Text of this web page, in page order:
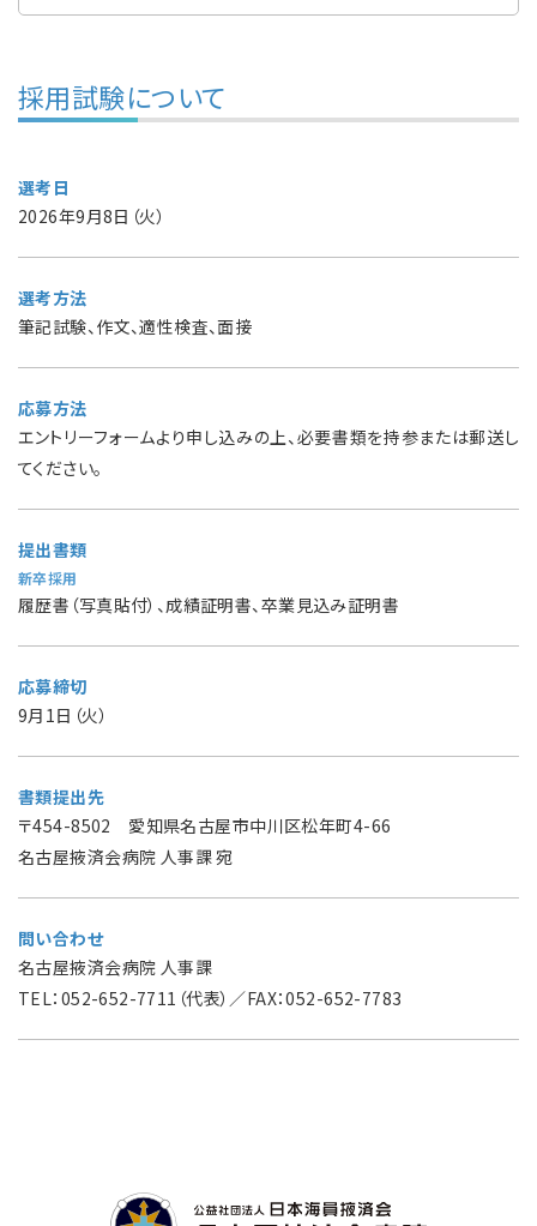
採用試験について
選考日
2026年9月8日（火）
選考方法
筆記試験、作文、適性検査、面接
応募方法
エントリーフォームより申し込みの上、必要書類を持参または郵送し
てください。
提出書類
新卒採用
履歴書（写真貼付）、成績証明書、卒業見込み証明書
応募締切
9月1日（火）
書類提出先
〒454-8502 愛知県名古屋市中川区松年町4-66
名古屋掖済会病院 人事課 宛
問い合わせ
名古屋掖済会病院 人事課
TEL：052-652-7711（代表）／FAX：052-652-7783